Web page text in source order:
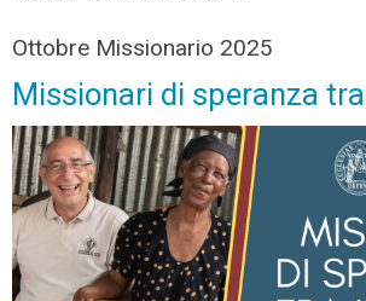
Ottobre Missionario 2025
Missionari di speranza